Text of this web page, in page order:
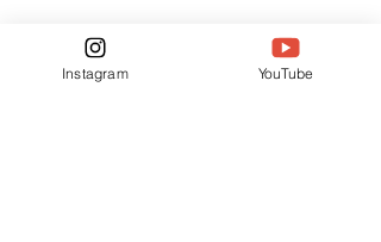
Instagram YouTube